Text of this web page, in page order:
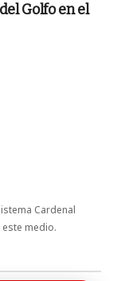
Golfo en el
Cardenal
medio.